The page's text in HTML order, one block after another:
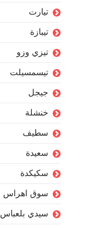
تيارت
تيبازة
تيزي وزو
تيسمسيلت
جيجل
خنشلة
سطيف
سعيدة
سكيكدة
سوق اهراس
سيدي بلعباس